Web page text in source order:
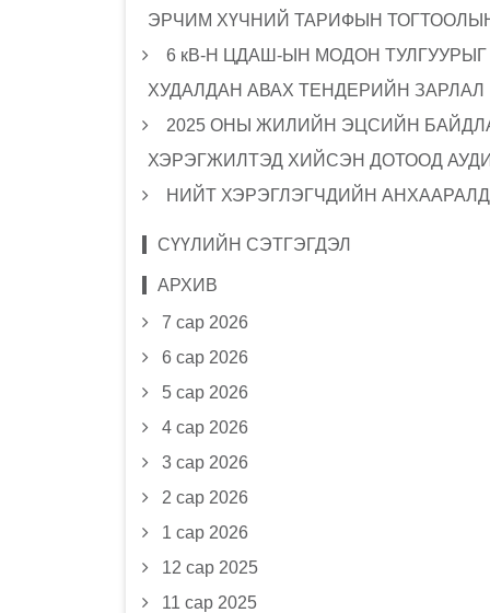
ЭРЧИМ ХҮЧНИЙ ТАРИФЫН
6 кВ-Н ЦДАШ-ЫН МОДОН
ХУДАЛДАН АВАХ ТЕНДЕРИЙН ЗАРЛАЛ
2025 ОНЫ ЖИЛИЙН ЭЦСИЙН
ХЭРЭГЖИЛТЭД ХИЙСЭН ДОТООД
НИЙТ ХЭРЭГЛЭГЧДИЙН АНХААРАЛД
СҮҮЛИЙН СЭТГЭГДЭЛ
АРХИВ
7 сар 2026
6 сар 2026
5 сар 2026
4 сар 2026
3 сар 2026
2 сар 2026
1 сар 2026
12 сар 2025
11 сар 2025